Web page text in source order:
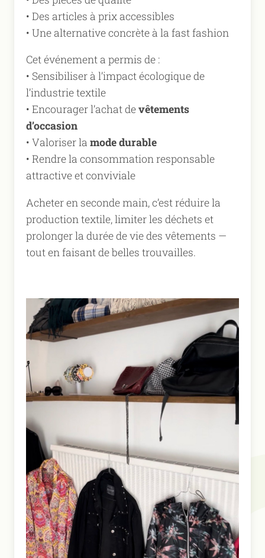
• Des articles à prix accessibles
• Une alternative concrète à la fast fashion
Cet événement a permis de :
• Sensibiliser à l’impact écologique de
l’industrie textile
• Encourager l’achat devêtements
d’occasion
• Valoriser la mode durable
• Rendre la consommation responsable
attractive et conviviale
Acheter en seconde main, c’est réduire la
production textile, limiter les déchets et
prolonger la durée de vie des vêtements —
tout en faisant de belles trouvailles.